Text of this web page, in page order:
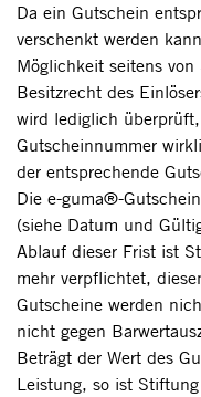
Da ein Gutschein
verschenkt werden
Möglichkeit seitens
Besitzrecht des
wird lediglich
Gutscheinnummer
der entsprechende
Die e-guma®-
(siehe Datum und
Ablauf dieser Frist ist
mehr verpflichtet,
Gutscheine werden
nicht gegen
Beträgt der Wert des
Leistung, so ist